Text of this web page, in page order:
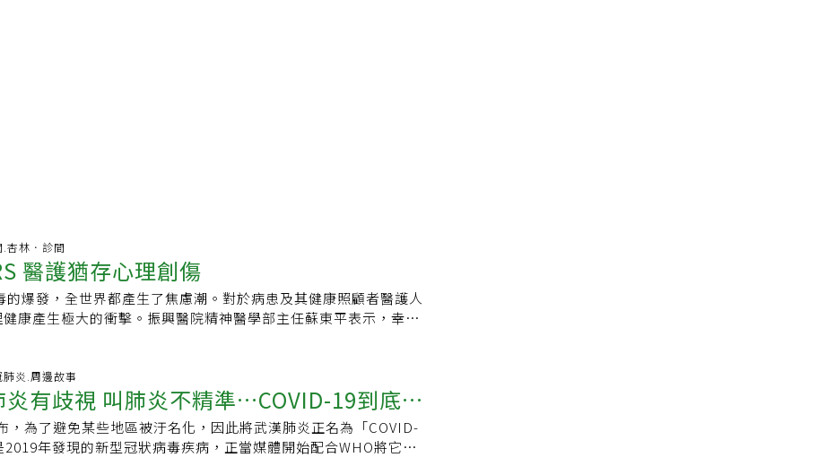
杏林．診間
醫護猶存心理創傷
的爆發，全世界都產生了焦慮潮。對於病患及其健康照顧者醫護人
康產生極大的衝擊。振興醫院精神醫學部主任蘇東平表示，幸好
創傷者進行介入性的精神醫療。2003年SARS侵襲台灣，蘇東平
大的首推醫療護理人員，他們除了身體上可能受到感染的威脅之
層面也會出現災難後經常見到的精神疾病，包括創傷後壓力症候
重度憂鬱症、恐慌、害怕以及失眠症。蘇東平以某醫院的醫護人員
接觸SARS的程度定義為不同劑量，以劑量效應的方式來探討其身
炎.周邊故事
有歧視 叫肺炎不精準…COVID-19到底該
，為了避免某些地區被汙名化，因此將武漢肺炎正名為「COVID-
2019年發現的新型冠狀病毒疾病，正當媒體開始配合WHO將它改